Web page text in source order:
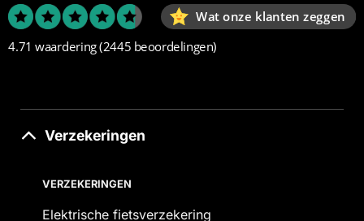
Wat onze klanten zeggen
4.71 waardering(2445 beoordelingen)
Verzekeringen
VERZEKERINGEN
Elektrische fietsverzekering